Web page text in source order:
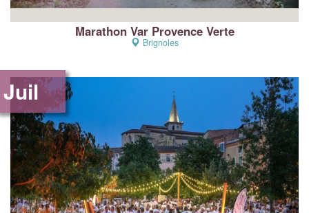
Marathon Var Provence Verte
Brignoles
Juil